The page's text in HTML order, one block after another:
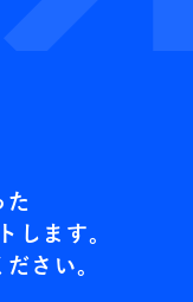
た
します。
さい。